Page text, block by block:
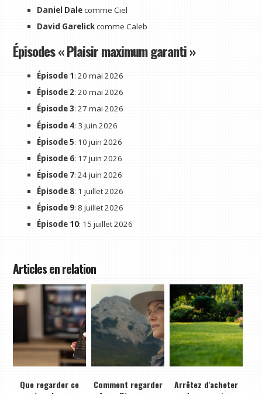
Daniel Dalecomme Ciel
David Garelickcomme Caleb
Épisodes « Plaisir maximum garanti »
Épisode 1: 20 mai 2026
Épisode 2: 20 mai 2026
Épisode 3: 27 mai 2026
Épisode 4: 3 juin 2026
Épisode 5: 10 juin 2026
Épisode 6: 17 juin 2026
Épisode 7: 24 juin 2026
Épisode 8: 1 juillet 2026
Épisode 9: 8 juillet 2026
Épisode 10: 15 juillet 2026
Articles en relation
Que regarder ce
Comment regarder
Arrêtez d'acheter